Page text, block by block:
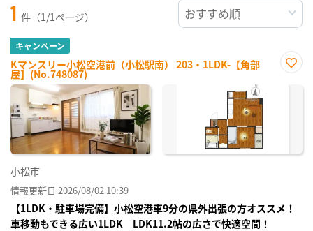
1 件（1/1ページ）
キャンペーン
Kマンスリー小松空港前（小松駅南） 203・1LDK-【角部
屋】(No.748087)
に入
小松市
情報更新日 2026/08/02 10:39
【1LDK・駐車場完備】小松空港車9分の県外出張の方オススメ！
車移動もできる広い1LDK LDK11.2帖の広さで快適空間！